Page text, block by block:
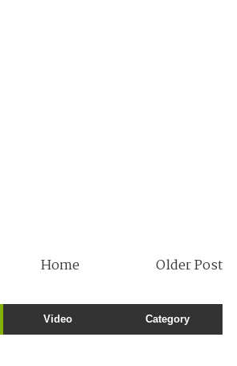
Older Post
Home
Video Category